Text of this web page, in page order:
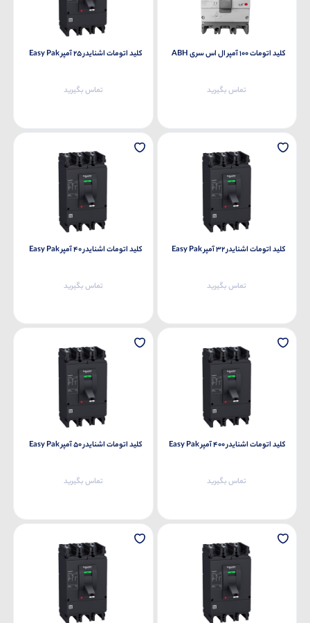
کلید اتومات 100 آمپر ال اس سری ABH
تماس بگیرید
کلید اتومات اشنایدر 25 آمپر Easy Pak
تماس بگیرید
کلید اتومات اشنایدر 32 آمپر Easy Pak
تماس بگیرید
کلید اتومات اشنایدر 40 آمپر Easy Pak
تماس بگیرید
کلید اتومات اشنایدر 400 آمپر Easy Pak
تماس بگیرید
کلید اتومات اشنایدر 50 آمپر Easy Pak
تماس بگیرید